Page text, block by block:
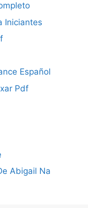
Iniciantes
Español
Pdf
Abigail Na